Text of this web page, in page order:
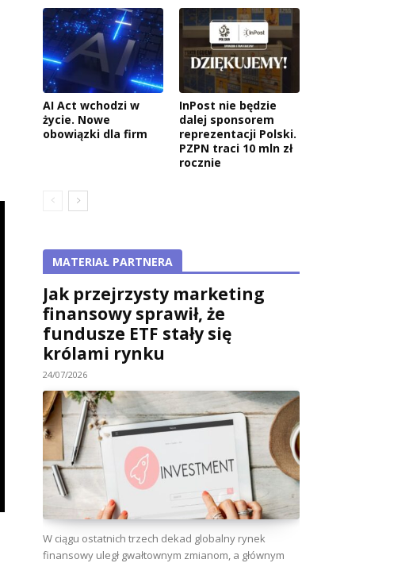
AI Act wchodzi w
życie. Nowe
obowiązki dla firm
InPost nie będzie
dalej sponsorem
reprezentacji Polski.
PZPN traci 10 mln zł
rocznie
MATERIAŁ PARTNERA
Jak przejrzysty marketing
finansowy sprawił, że
fundusze ETF stały się
królami rynku
24/07/2026
W ciągu ostatnich trzech dekad globalny rynek
finansowy uległ gwałtownym zmianom, a głównym